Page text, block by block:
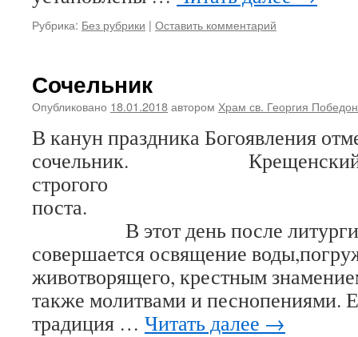
Рубрика: Без рубрики | Оставить комментарий
Сочельник
Опубликовано 18.01.2018автором Храм св. Георгия
В канун праздника Богоявления
сочельник. Крещенский
строгого
В этот день после литургии
совершается освящение
животворящего, крестным
также молитвами и песнопениями.
традиция … Читать далее →